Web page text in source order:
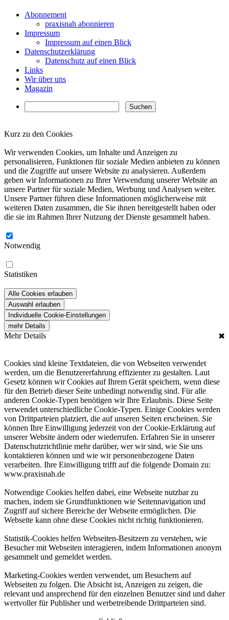
Abonnement
praxisnah abonnieren
Impressum
Impressum auf einen Blick
Datenschutzerklärung
Datenschutz auf einen Blick
Links
Wir über uns
Magazin
Kurz zu den Cookies
Wir verwenden Cookies, um Inhalte und Anzeigen zu
personalisieren, Funktionen für soziale Medien anbieten zu können
und die Zugriffe auf unsere Website zu analysieren. Außerdem
geben wir Informationen zu Ihrer Verwendung unserer Website an
unsere Partner für soziale Medien, Werbung und Analysen weiter.
Unsere Partner führen diese Informationen möglicherweise mit
weiteren Daten zusammen, die Sie ihnen bereitgestellt haben oder
die sie im Rahmen Ihrer Nutzung der Dienste gesammelt haben.
Notwendig
Statistiken
Alle Cookies erlauben
Auswahl erlauben
Individuelle Cookie-Einstellungen
mehr Details
Mehr Details ✖
Cookies sind kleine Textdateien, die von Webseiten verwendet
werden, um die Benutzererfahrung effizienter zu gestalten. Laut
Gesetz können wir Cookies auf Ihrem Gerät speichern, wenn diese
für den Betrieb dieser Seite unbedingt notwendig sind. Für alle
anderen Cookie-Typen benötigen wir Ihre Erlaubnis. Diese Seite
verwendet unterschiedliche Cookie-Typen. Einige Cookies werden
von Drittparteien platziert, die auf unseren Seiten erscheinen. Sie
können Ihre Einwilligung jederzeit von der Cookie-Erklärung auf
unserer Website ändern oder wiederrufen. Erfahren Sie in unserer
Datenschutzrichtlinie mehr darüber, wer wir sind, wie Sie uns
kontaktieren können und wie wir personenbezogene Daten
verarbeiten. Ihre Einwilligung trifft auf die folgende Domain zu:
www.praxisnah.de
Notwendige Cookies helfen dabei, eine Webseite nutzbar zu
machen, indem sie Grundfunktionen wie Seitennavigation und
Zugriff auf sichere Bereiche der Webseite ermöglichen. Die
Webseite kann ohne diese Cookies nicht richtig funktionieren.
Statistik-Cookies helfen Webseiten-Besitzern zu verstehen, wie
Besucher mit Webseiten interagieren, indem Informationen anonym
gesammelt und gemeldet werden.
Marketing-Cookies werden verwendet, um Besuchern auf
Webseiten zu folgen. Die Absicht ist, Anzeigen zu zeigen, die
relevant und ansprechend für den einzelnen Benutzer sind und daher
wertvoller für Publisher und werbetreibende Drittparteien sind.